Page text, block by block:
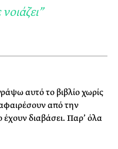
αυτό το βιβλίο χωρίς
από την
διαβάσει. Παρ’ όλα